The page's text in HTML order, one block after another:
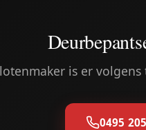
is er
0495